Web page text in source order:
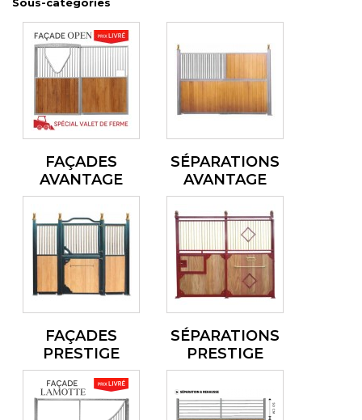
FAÇADES
AVANTAGE
SÉPARATIONS
AVANTAGE
FAÇADES
PRESTIGE
SÉPARATIONS
PRESTIGE